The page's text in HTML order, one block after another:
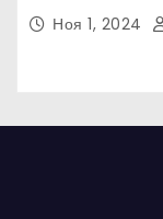
Ноя 1, 2024